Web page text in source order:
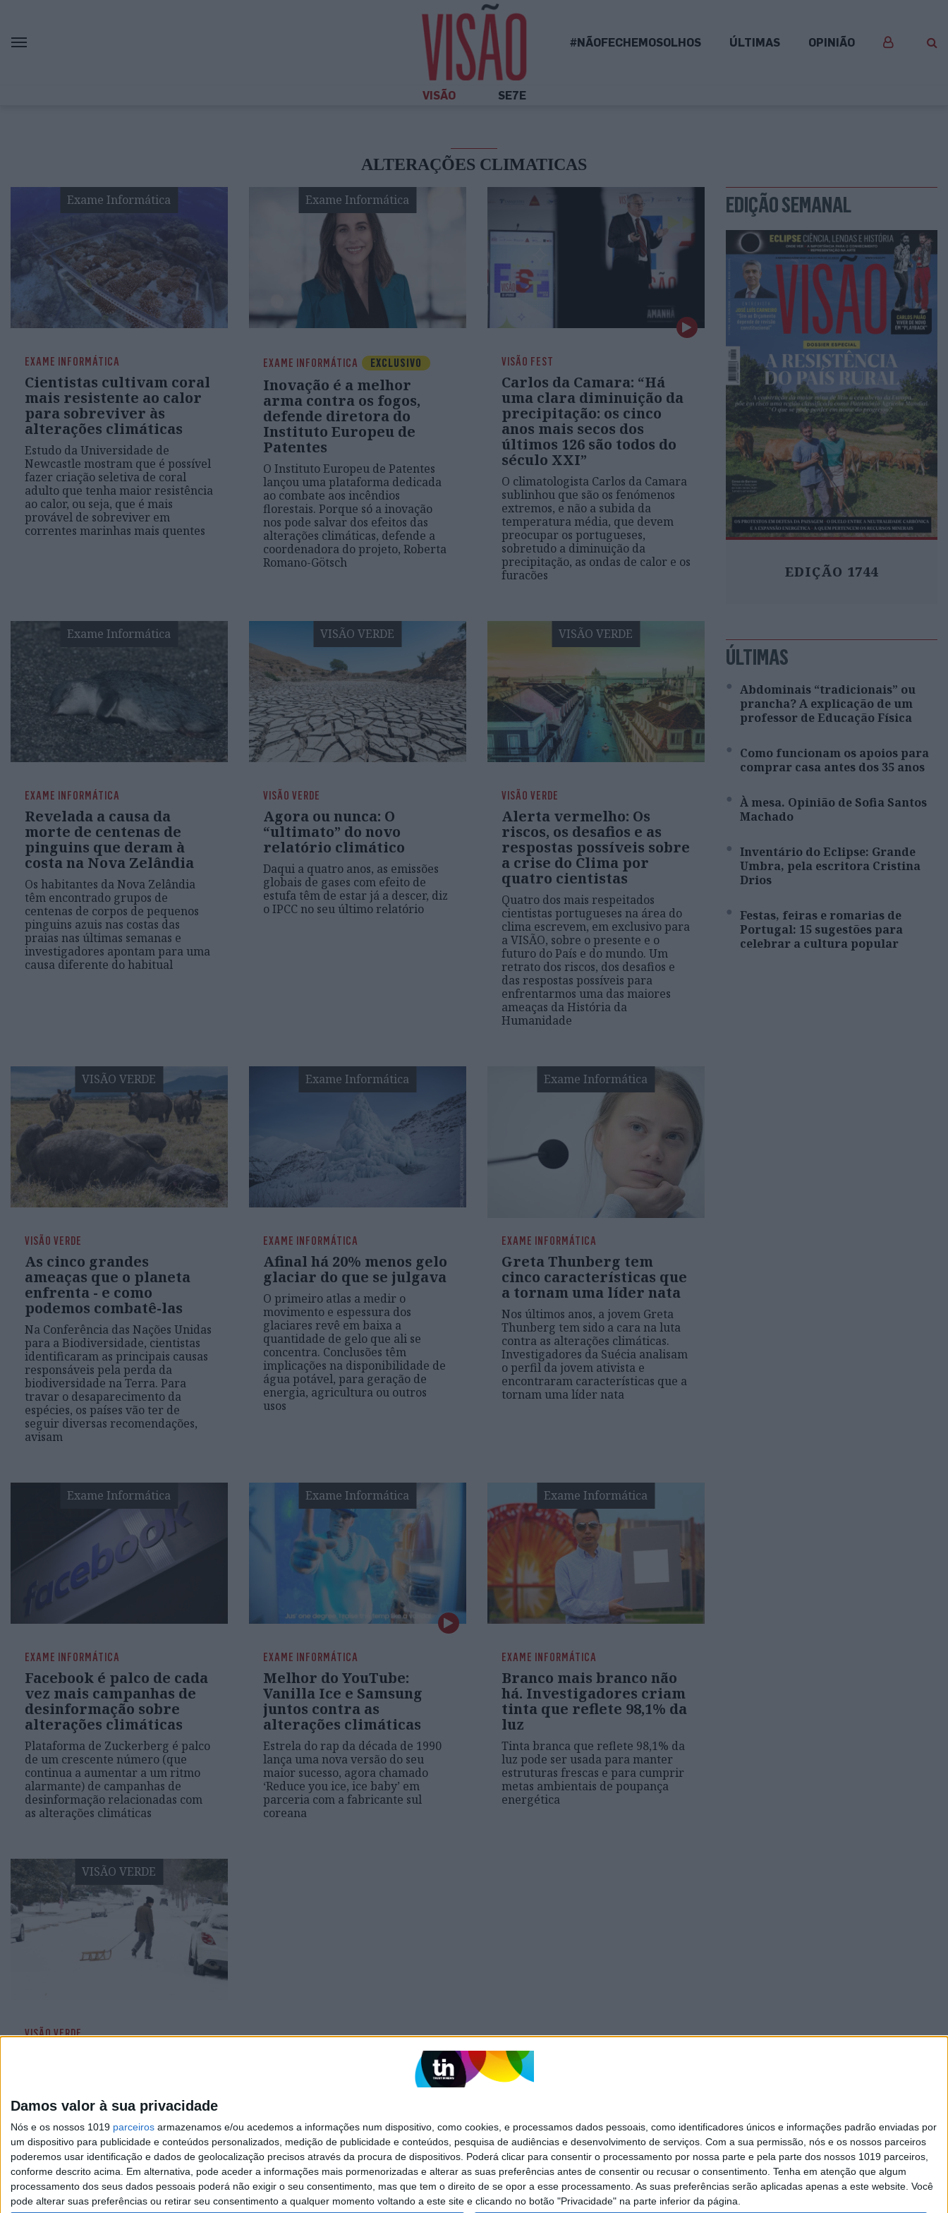
Damos valor à sua privacidade
Nós e os nossos 1019 parceiros armazenamos e/ou acedemos a informações num dispositivo, como cookies, e processamos dados pessoais, como identificadores únicos e informações padrão enviadas por
um dispositivo para publicidade e conteúdos personalizados, medição de publicidade e conteúdos, pesquisa de audiências e desenvolvimento de serviços. Com a sua permissão, nós e os nossos parceiros
poderemos usar identificação e dados de geolocalização precisos através da procura de dispositivos. Poderá clicar para consentir o processamento por nossa parte e pela parte dos nossos 1019 parceiros,
conforme descrito acima. Em alternativa, pode aceder a informações mais pormenorizadas e alterar as suas preferências antes de consentir ou recusar o consentimento. Tenha em atenção que algum
processamento dos seus dados pessoais poderá não exigir o seu consentimento, mas que tem o direito de se opor a esse processamento. As suas preferências serão aplicadas apenas a este website. Você
pode alterar suas preferências ou retirar seu consentimento a qualquer momento voltando a este site e clicando no botão "Privacidade" na parte inferior da página.
#NÃOFECHEMOSOLHOS ÚLTIMAS OPINIÃO
VISÃO SE7E
ALTERAÇÕES CLIMATICAS
Exame Informática
EXAME INFORMÁTICA
Cientistas cultivam coral
mais resistente ao calor
para sobreviver às
alterações climáticas
Estudo da Universidade de
Newcastle mostram que é possível
fazer criação seletiva de coral
adulto que tenha maior resistência
ao calor, ou seja, que é mais
provável de sobreviver em
correntes marinhas mais quentes
Exame Informática
EXAME INFORMÁTICA EXCLUSIVO
Inovação é a melhor
arma contra os fogos,
defende diretora do
Instituto Europeu de
Patentes
O Instituto Europeu de Patentes
lançou uma plataforma dedicada
ao combate aos incêndios
florestais. Porque só a inovação
nos pode salvar dos efeitos das
alterações climáticas, defende a
coordenadora do projeto, Roberta
Romano-Götsch
VISÃO FEST
Carlos da Camara: “Há
uma clara diminuição da
precipitação: os cinco
anos mais secos dos
últimos 126 são todos do
século XXI”
O climatologista Carlos da Camara
sublinhou que são os fenómenos
extremos, e não a subida da
temperatura média, que devem
preocupar os portugueses,
sobretudo a diminuição da
precipitação, as ondas de calor e os
furacões
Exame Informática
EXAME INFORMÁTICA
Revelada a causa da
morte de centenas de
pinguins que deram à
costa na Nova Zelândia
Os habitantes da Nova Zelândia
têm encontrado grupos de
centenas de corpos de pequenos
pinguins azuis nas costas das
praias nas últimas semanas e
investigadores apontam para uma
causa diferente do habitual
VISÃO VERDE
VISÃO VERDE
Agora ou nunca: O
“ultimato” do novo
relatório climático
Daqui a quatro anos, as emissões
globais de gases com efeito de
estufa têm de estar já a descer, diz
o IPCC no seu último relatório
VISÃO VERDE
VISÃO VERDE
Alerta vermelho: Os
riscos, os desafios e as
respostas possíveis sobre
a crise do Clima por
quatro cientistas
Quatro dos mais respeitados
cientistas portugueses na área do
clima escrevem, em exclusivo para
a VISÃO, sobre o presente e o
futuro do País e do mundo. Um
retrato dos riscos, dos desafios e
das respostas possíveis para
enfrentarmos uma das maiores
ameaças da História da
Humanidade
VISÃO VERDE
VISÃO VERDE
As cinco grandes
ameaças que o planeta
enfrenta - e como
podemos combatê-las
Na Conferência das Nações Unidas
para a Biodiversidade, cientistas
identificaram as principais causas
responsáveis pela perda da
biodiversidade na Terra. Para
travar o desaparecimento da
espécies, os países vão ter de
seguir diversas recomendações,
avisam
Exame Informática
EXAME INFORMÁTICA
Afinal há 20% menos gelo
glaciar do que se julgava
O primeiro atlas a medir o
movimento e espessura dos
glaciares revê em baixa a
quantidade de gelo que ali se
concentra. Conclusões têm
implicações na disponibilidade de
água potável, para geração de
energia, agricultura ou outros
usos
Exame Informática
EXAME INFORMÁTICA
Greta Thunberg tem
cinco características que
a tornam uma líder nata
Nos últimos anos, a jovem Greta
Thunberg tem sido a cara na luta
contra as alterações climáticas.
Investigadores da Suécia analisam
o perfil da jovem ativista e
encontraram características que a
tornam uma líder nata
Exame Informática
EXAME INFORMÁTICA
Facebook é palco de cada
vez mais campanhas de
desinformação sobre
alterações climáticas
Plataforma de Zuckerberg é palco
de um crescente número (que
continua a aumentar a um ritmo
alarmante) de campanhas de
desinformação relacionadas com
as alterações climáticas
Exame Informática
EXAME INFORMÁTICA
Melhor do YouTube:
Vanilla Ice e Samsung
juntos contra as
alterações climáticas
Estrela do rap da década de 1990
lança uma nova versão do seu
maior sucesso, agora chamado
‘Reduce you ice, ice baby’ em
parceria com a fabricante sul
coreana
Exame Informática
EXAME INFORMÁTICA
Branco mais branco não
há. Investigadores criam
tinta que reflete 98,1% da
luz
Tinta branca que reflete 98,1% da
luz pode ser usada para manter
estruturas frescas e para cumprir
metas ambientais de poupança
energética
VISÃO VERDE
VISÃO VERDE
EDIÇÃO SEMANAL
EDIÇÃO 1744
ÚLTIMAS
Abdominais “tradicionais” ou
prancha? A explicação de um
professor de Educação Física
Como funcionam os apoios para
comprar casa antes dos 35 anos
À mesa. Opinião de Sofia Santos
Machado
Inventário do Eclipse: Grande
Umbra, pela escritora Cristina
Drios
Festas, feiras e romarias de
Portugal: 15 sugestões para
celebrar a cultura popular
SITES DO GRUPO TRUST IN NEWS
Visão Visão Se7e